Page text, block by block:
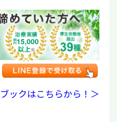
15,000
ックはこちらから！＞